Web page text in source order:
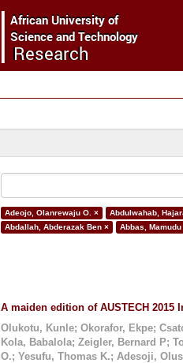
Adeojo, Olanrewaju O. × Abdulwahab,
Abdallah, Abderazak Ben ×
Abbas, Mamudu
A maiden edition of AUSTECH 2015
Olukotu, Kunle; Okorafor, Ekpe;
Kola, Babalola; Zeigler, Bernard P;
O.; Yesufu, Thomas K.; Adesoji,